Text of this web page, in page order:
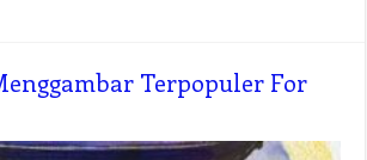
Terpopuler For